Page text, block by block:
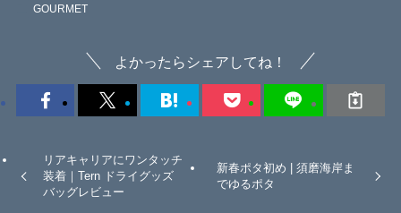
GOURMET
よかったらシェアしてね！
リアキャリアにワンタッチ
装着｜Tern ドライグッズ
バッグレビュー
新春ポタ初め | 須磨海岸ま
でゆるポタ